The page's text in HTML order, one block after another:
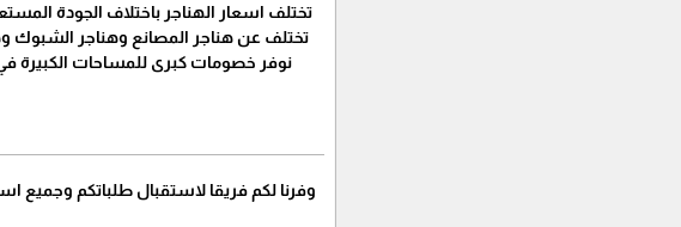
تختلف اسعار الهناجر باختلاف الجودة
تختلف عن هناجر المصانع وهناجر الشبوك
نوفر خصومات كبرى للمساحات الكبيرة
وفرنا لكم فريقا لاستقبال طلباتكم وجميع